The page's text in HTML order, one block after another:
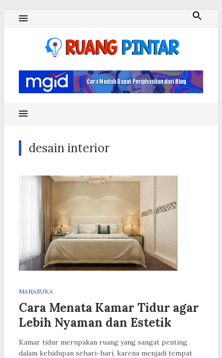
desain interior
MANASUKA
Cara Menata Kamar Tidur agar
Lebih Nyaman dan Estetik
Kamar tidur merupakan ruang yang sangat penting
dalam kehidupan sehari-hari, karena menjadi tempat